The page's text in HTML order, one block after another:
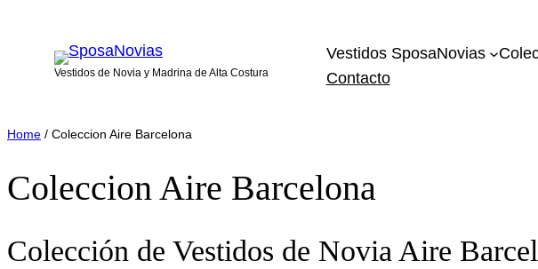
Vestidos de Novia y Madrina de Alta Costura
Vestidos SposaNovias
Contacto
Home / Coleccion Aire Barcelona
Coleccion Aire Barcelona
Colección de Vestidos de Novia Aire